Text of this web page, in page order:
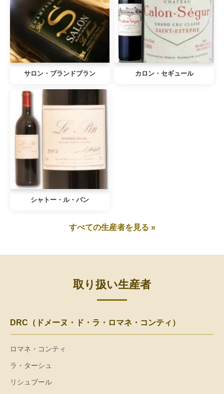
サロン・ブランドブラン カロン・セギュール
シャトー・ル・パン
すべての生産者を見る »
取り扱い生産者
DRC（ドメーヌ・ド・ラ・ロマネ・コンティ）
ロマネ・コンティ
ラ・ターシュ
リシュブール